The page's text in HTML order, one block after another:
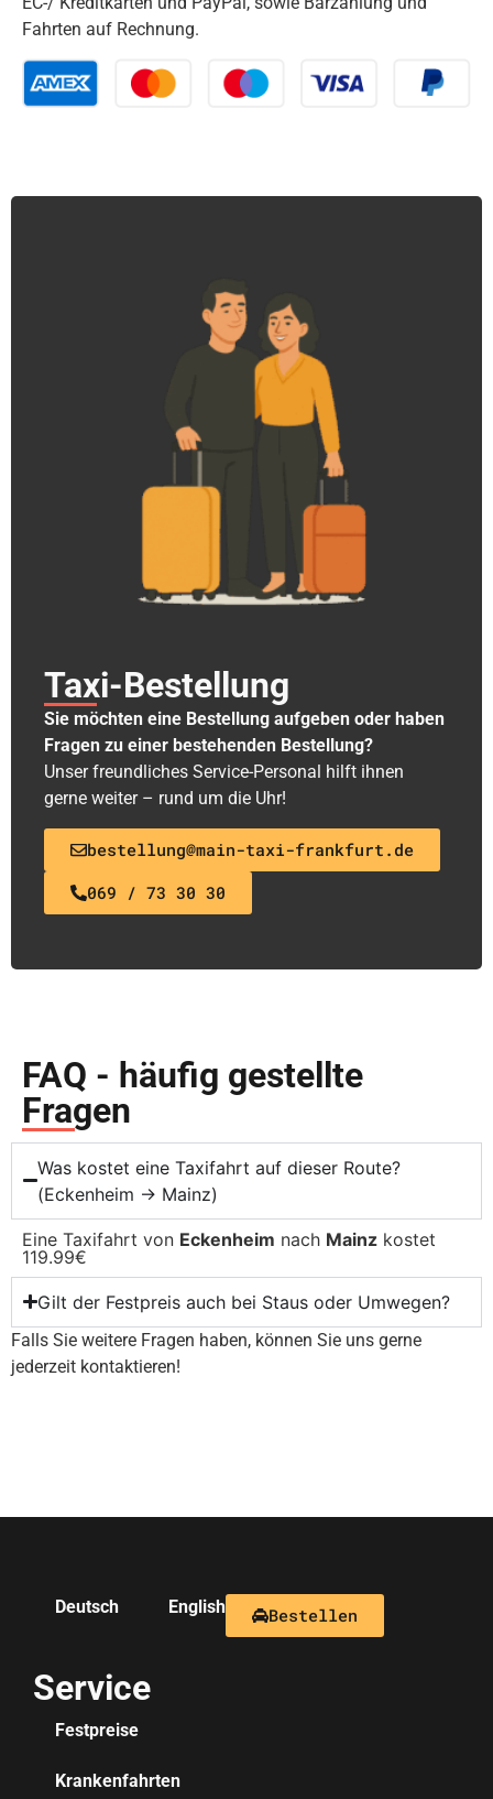
Fahrten auf Rechnung.
Taxi-Bestellung
Sie möchten eine Bestellung aufgeben oder haben
Fragen zu einer bestehenden Bestellung?
Unser freundliches Service-Personal hilft ihnen
gerne weiter – rund um die Uhr!
bestellung@main-taxi-frankfurt.de
069 / 73 30 30
FAQ - häufig gestellte
Fragen
Was kostet eine Taxifahrt auf dieser Route?
(Eckenheim → Mainz)
Eine Taxifahrt von Eckenheim nach Mainz kostet
119.99€
Gilt der Festpreis auch bei Staus oder Umwegen?
Falls Sie weitere Fragen haben, können Sie uns gerne
jederzeit kontaktieren!
Deutsch English Bestellen
Service
Festpreise
Krankenfahrten